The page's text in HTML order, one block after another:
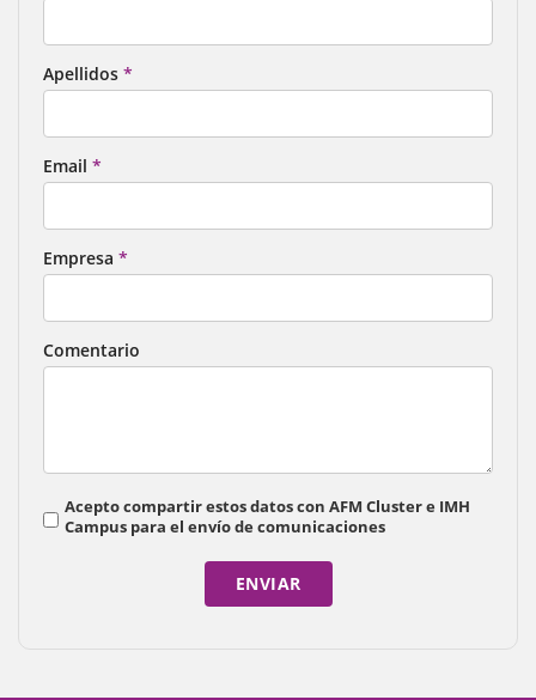
Apellidos
Email
Empresa
Comentario
Acepto compartir estos datos con AFM Cluster e IMH
Campus para el envío de comunicaciones
ENVIAR